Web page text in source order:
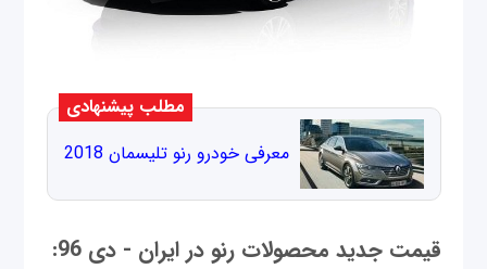
مطلب پیشنهادی
معرفی خودرو رنو تلیسمان 2018
قیمت جدید محصولات رنو در ایران - دی 96 :